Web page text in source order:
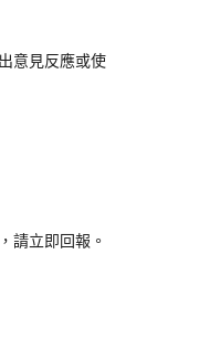
意見反應或使
請立即回報。